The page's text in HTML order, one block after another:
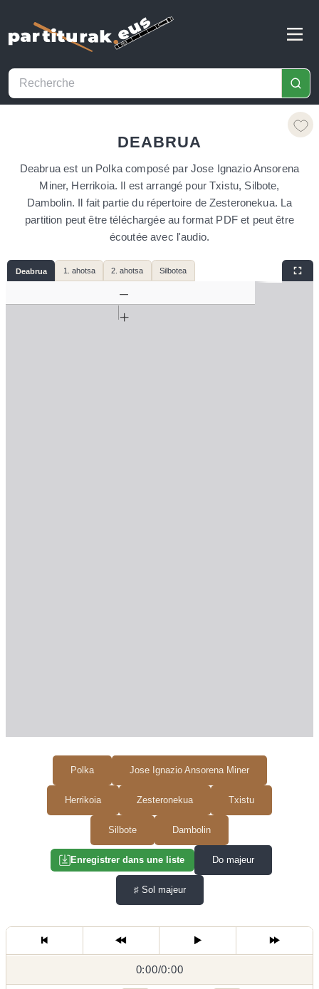
DEABRUA
Polka Jose Ignazio Ansorena Miner
Herrikoia Zesteronekua Txistu
Silbote Dambolin
Enregistrer dans une liste Do majeur
♯Sol majeur
Deabrua est un Polka composé par Jose Ignazio Ansorena
Miner, Herrikoia. Il est arrangé pour Txistu, Silbote,
Dambolin. Il fait partie du répertoire de Zesteronekua. La
partition peut être téléchargée au format PDF et peut être
écoutée avec l'audio.
0:00/
0:00/0:00
Deabrua 1. ahotsa 2. ahotsa Silbotea